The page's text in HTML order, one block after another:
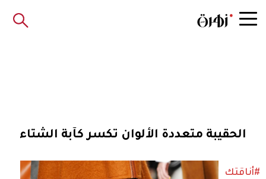
الحقيبة متعددة الألوان تكسر كآبة الشتاء
#أناقتك